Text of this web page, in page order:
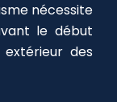
nécessite
le début
des